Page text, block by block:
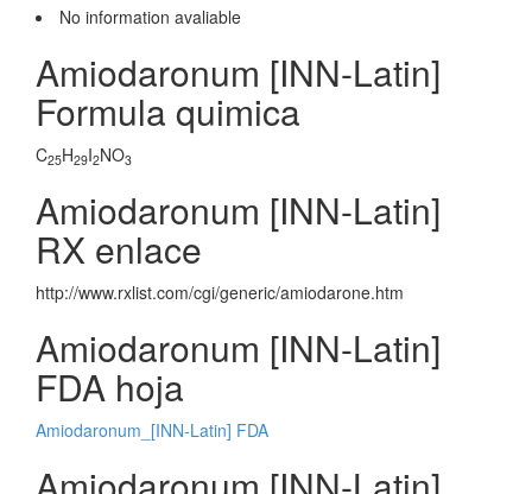
No information avaliable
Amiodaronum [INN-Latin]
Formula quimica
C25H29I2NO3
Amiodaronum [INN-Latin]
RX enlace
http://www.rxlist.com/cgi/generic/amiodarone.htm
Amiodaronum [INN-Latin]
FDA hoja
Amiodaronum_[INN-Latin] FDA